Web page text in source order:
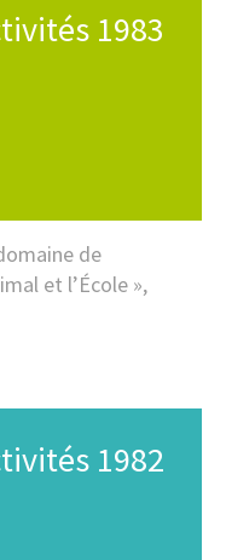
1983
de
et l’École »,
1982